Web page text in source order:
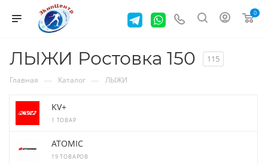
0
ЛЫЖИ Ростовка 150 115
Главная — Каталог — ЛЫЖИ
KV+
1 ТОВАР
ATOMIC
19 ТОВАРОВ